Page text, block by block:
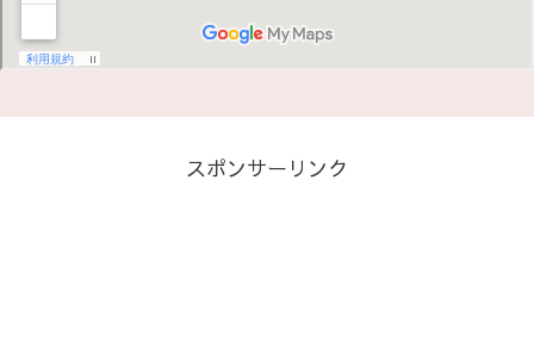
スポンサーリンク